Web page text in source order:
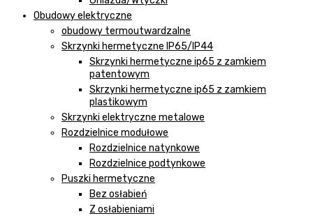
Obudowy elektryczne
obudowy termoutwardzalne
Skrzynki hermetyczne IP65/IP44
Skrzynki hermetyczne ip65 z zamkiem
patentowym
Skrzynki hermetyczne ip65 z zamkiem
plastikowym
Skrzynki elektryczne metalowe
Rozdzielnice modułowe
Rozdzielnice natynkowe
Rozdzielnice podtynkowe
Puszki hermetyczne
Bez osłabień
Z osłabieniami